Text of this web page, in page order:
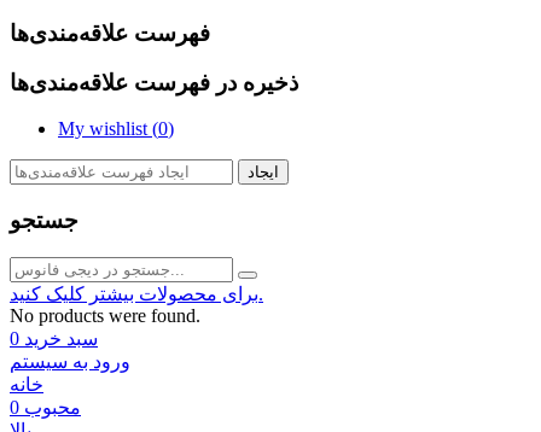
فهرست علاقه‌مندی‌ها
ذخیره در فهرست علاقه‌مندی‌ها
My wishlist (0)
ایجاد
جستجو
برای محصولات بیشتر کلیک کنید.
No products were found.
سبد خرید 0
ورود به سیستم
خانه
محبوب 0